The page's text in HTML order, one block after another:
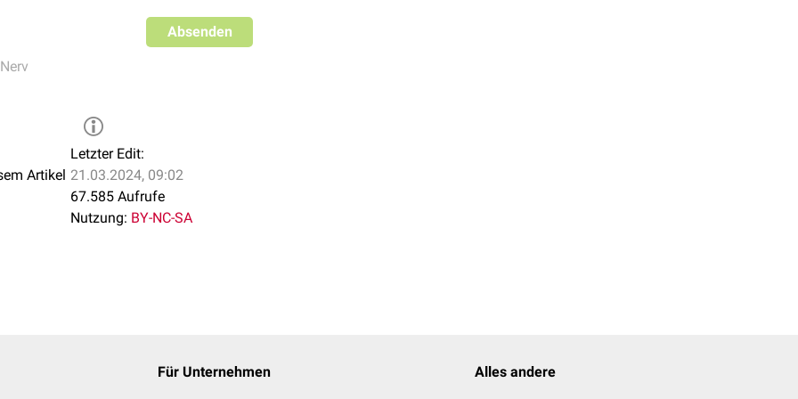
im Rahmen einer
dem 2. und 3.
Absenden
Nerv
Artikel
Letzter Edit:
21.03.2024, 09:02
67.585 Aufrufe
Nutzung: BY-NC-SA
Für Unternehmen Alles andere